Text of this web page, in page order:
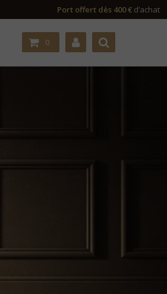
Port offert dès 400 € d’achat
0